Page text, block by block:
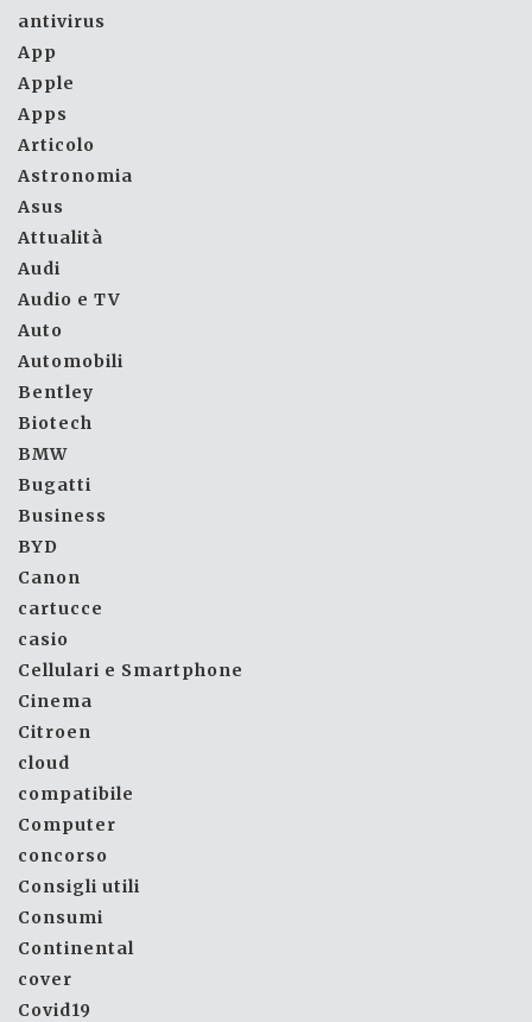
antivirus
App
Apple
Apps
Articolo
Astronomia
Asus
Attualità
Audi
Audio e TV
Auto
Automobili
Bentley
Biotech
BMW
Bugatti
Business
BYD
Canon
cartucce
casio
Cellulari e Smartphone
Cinema
Citroen
cloud
compatibile
Computer
concorso
Consigli utili
Consumi
Continental
cover
Covid19